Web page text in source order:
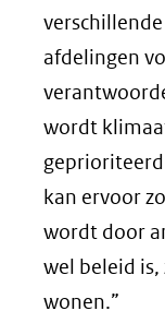
afdelingen
wordt
kan ervoor
wordt door
wel beleid
wonen.”